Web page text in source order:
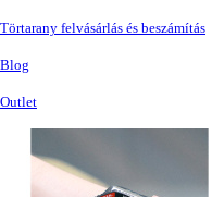
Törtarany felvásárlás és beszámítás
Blog
Outlet